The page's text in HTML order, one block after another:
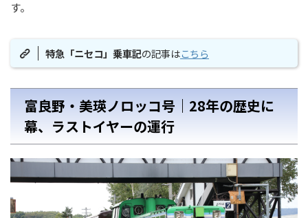
す。
特急「ニセコ」乗車記の記事はこちら
富良野・美瑛ノロッコ号｜28年の歴史に
幕、ラストイヤーの運行